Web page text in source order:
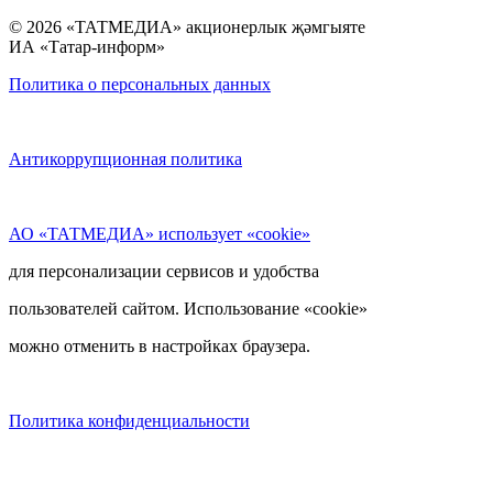
© 2026 «ТАТМЕДИА» акционерлык җәмгыяте
ИА «Татар-информ»
Политика о персональных данных
Антикоррупционная политика
АО «ТАТМЕДИА» использует «cookie»
для персонализации сервисов и удобства
пользователей сайтом. Использование «cookie»
можно отменить в настройках браузера.
Политика конфиденциальности